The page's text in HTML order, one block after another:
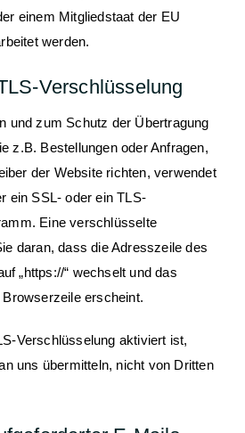
einem Mitgliedstaat der EU
werden.
Verschlüsselung
und zum Schutz der Übertragung
z.B. Bestellungen oder Anfragen,
der Website richten, verwendet
ein SSL- oder ein TLS-
Eine verschlüsselte
daran, dass die Adresszeile des
„https://“ wechselt und das
erscheint.
Verschlüsselung aktiviert ist,
uns übermitteln, nicht von Dritten